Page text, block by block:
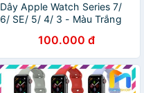
Dây Apple Watch Series 7/
6/ SE/ 5/ 4/ 3 - Màu Trắng
100.000 đ